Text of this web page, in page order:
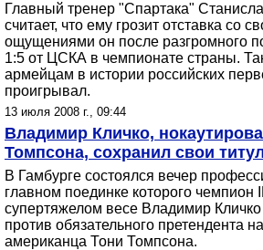
Главный тренер "Спартака"
считает, что ему грозит отставка со
ощущениями он после разгромного
1:5 от ЦСКА в чемпионате страны.
армейцам в истории российских
проигрывал.
13 июля 2008 г., 09:44
Владимир Кличко,
Томпсона, сохранил свои
В Гамбурге состоялся вечер
главном поединке которого чемпион
супертяжелом весе Владимир Кличко
против обязательного претендента
американца Тони Томпсона.